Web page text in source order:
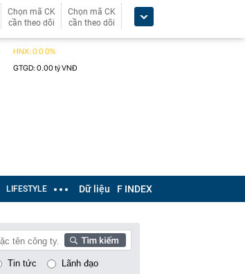
Chọn mã CK
cần theo dõi
Chọn mã CK
cần theo dõi
LIFESTYLE Dữ liệu F INDEX
Tin tức Lãnh đạo